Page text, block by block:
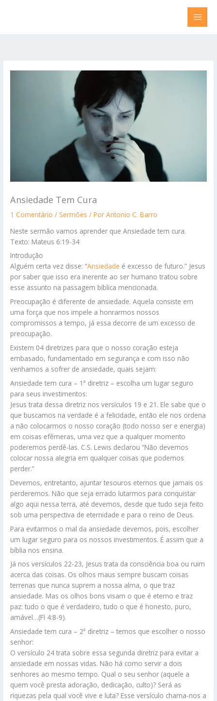
Ansiedade Tem Cura
1 Comentário /Sermões / PorAntonio C. Barro
Neste sermão vamos aprender que Ansiedade tem cura.
Texto: Mateus 6:19-34
Introdução
Alguém certa vez disse: “Ansiedade é excesso de futuro.” Jesus
por saber que isso era inerente ao ser humano tratou sobre
esse assunto na passagem bíblica mencionada.
Preocupação é diferente de ansiedade. Aquela consiste em
uma força que nos impele a honrarmos nossos
compromissos a tempo, já essa decorre de um excesso de
preocupação.
Existem 04 diretrizes para que o nosso coração esteja
embasado, fundamentado em segurança e com isso não
venhamos a sofrer de ansiedade, quais sejam:
Ansiedade tem cura – 1ª diretriz – escolha um lugar seguro
para seus investimentos:
Jesus trata dessa diretriz nos versículos 19 e 21. Ele sabe que o
que buscamos na verdade é a felicidade, então ele nos ordena
a não colocarmos o nosso coração (todo nosso ser e energia)
em coisas efêmeras, uma vez que a qualquer momento
poderemos perdê-las. C.S. Lewis declarou “Não devemos
colocar nossa alegria em qualquer coisas que podemos
perder.”
Devemos, entretanto, ajuntar tesouros eternos que jamais os
perderemos. Não que seja errado lutarmos para conquistar
algo aqui nessa terra, até devemos, desde que tudo seja feito
sob uma perspectiva de eternidade e para o reino de Deus.
Para evitarmos o mal da ansiedade devemos, pois, escolher
um lugar seguro para os nossos investimentos. É assim que a
bíblia nos ensina.
Já nos versículos 22-23, Jesus trata da consciência boa ou ruim
acerca das coisas. Os olhos maus sempre buscam coisas
terrenas que nunca suprem a nossa alma, o que traz
ansiedade. Mas os olhos bons visam o que é eterno e traz
paz: tudo o que é verdadeiro, tudo o que é honesto, puro,
amável…(Fl 4:8-9).
Ansiedade tem cura – 2ª diretriz – temos que escolher o nosso
senhor:
O versículo 24 trata sobre essa segunda diretriz para evitar a
ansiedade em nossas vidas. Não há como servir a dois
senhores ao mesmo tempo. Qual o seu senhor (aquele a
quem você presta adoração, dedicação, culto)? Será as
riquezas pela qual você vive e luta? Esse versículo chama-nos a